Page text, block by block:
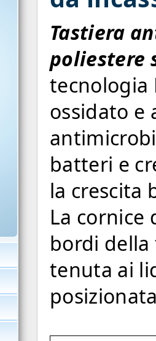
Tastiera
poliestere
tecnologia
ossidato e
batteri e
la crescita
La
bordi della
tenuta ai